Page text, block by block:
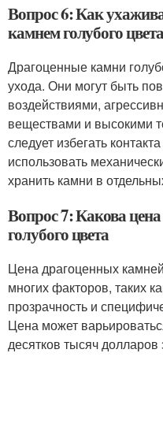
Вопрос 6: Как
камнем голубого цвета
Драгоценные камни
ухода. Они могут быть
воздействиями,
веществами и высокими
следует избегать
использовать
хранить камни в
Вопрос 7: Какова
голубого цвета
Цена драгоценных
многих факторов, таких
прозрачность и
Цена может
десятков тысяч долларов